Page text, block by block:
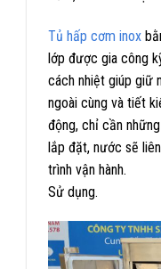
Tủ hấp cơm inox
lớp được gia công
cách nhiệt giúp giữ
ngoài cùng và tiết
động, chỉ cần
lắp đặt, nước sẽ
trình vận hành.
Sử dụng.